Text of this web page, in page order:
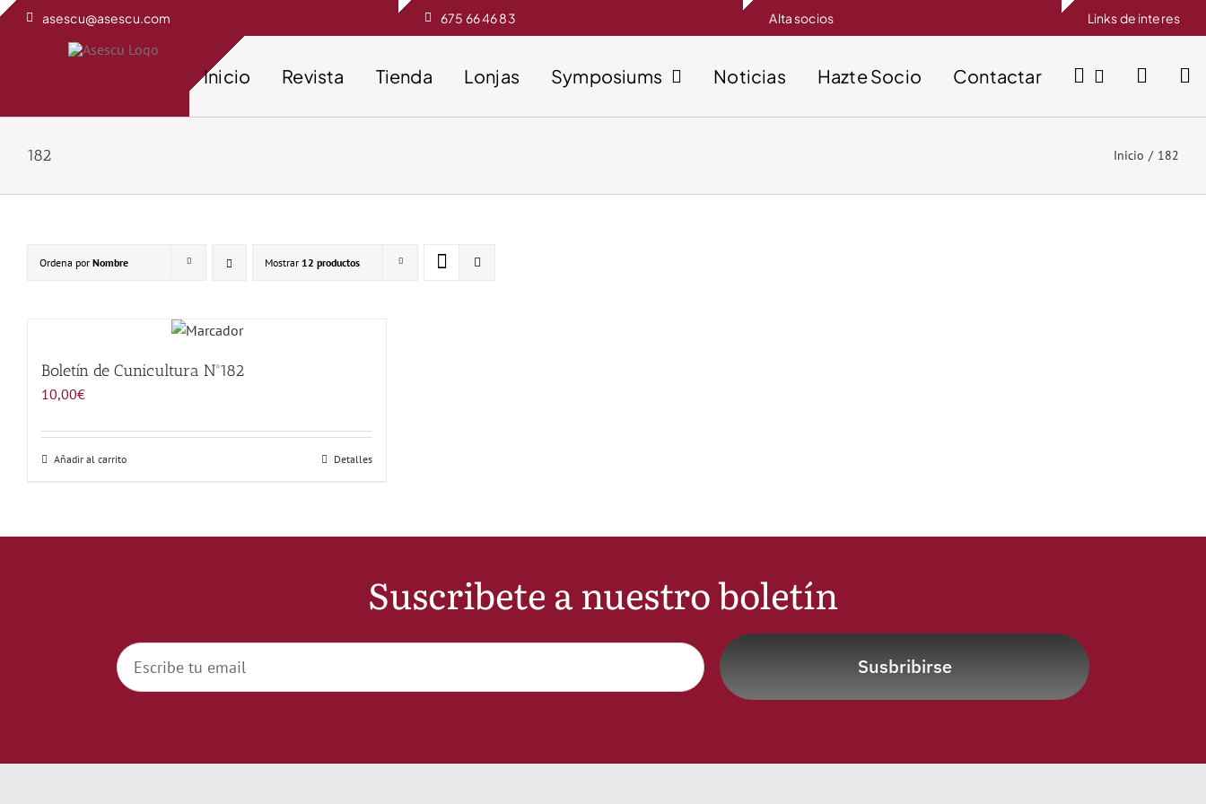
Saltar
asescu@asescu.com 675 66 46 83 Alta socios Links de interes
Inicio Revista Tienda Lonjas Symposiums Noticias Hazte Socio Contactar
182 Inicio 182
Ordena por Nombre Mostrar 12 productos
Boletín de Cunicultura Nº182
10,00€
Añadir al carrito Detalles
Suscribete a nuestro boletín
Susbribirse